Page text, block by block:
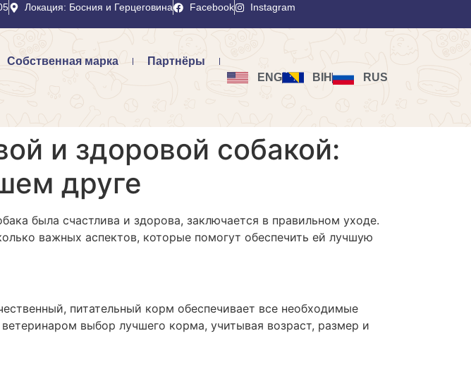
Локация: Босния и Герцеговина Facebook Instagram
Собственная марка Партнёры
ENG BIH RUS
и здоровой собакой:
друге
была счастлива и здорова, заключается в правильном уходе.
важных аспектов, которые помогут обеспечить ей лучшую
питательный корм обеспечивает все необходимые
выбор лучшего корма, учитывая возраст, размер и